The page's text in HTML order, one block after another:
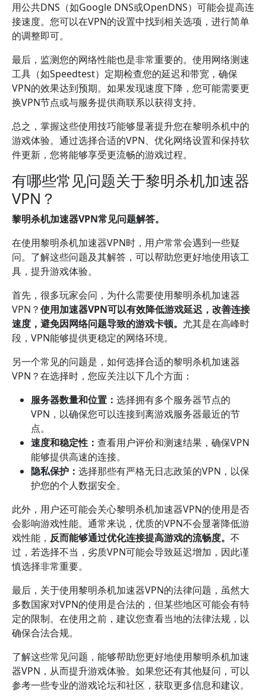
用公共DNS（如Google DNS或OpenDNS）可能会提高连
接速度。您可以在VPN的设置中找到相关选项，进行简单
的调整即可。
最后，监测您的网络性能也是非常重要的。使用网络测速
工具（如Speedtest）定期检查您的延迟和带宽，确保
VPN的效果达到预期。如果发现速度下降，您可能需要更
换VPN节点或与服务提供商联系以获得支持。
总之，掌握这些使用技巧能够显著提升您在黎明杀机中的
游戏体验。通过选择合适的VPN、优化网络设置和保持软
件更新，您将能够享受更流畅的游戏过程。
有哪些常见问题关于黎明杀机加速器
VPN？
黎明杀机加速器VPN常见问题解答。
在使用黎明杀机加速器VPN时，用户常常会遇到一些疑
问。了解这些问题及其解答，可以帮助您更好地使用该工
具，提升游戏体验。
首先，很多玩家会问，为什么需要使用黎明杀机加速器
VPN？使用加速器VPN可以有效降低游戏延迟，改善连接
速度，避免因网络问题导致的游戏卡顿。 尤其是在高峰时
段，VPN能够提供更稳定的网络环境。
另一个常见的问题是，如何选择合适的黎明杀机加速器
VPN？在选择时，您应关注以下几个方面：
服务器数量和位置： 选择拥有多个服务器节点的
VPN，以确保您可以连接到离游戏服务器最近的节
点。
速度和稳定性： 查看用户评价和测速结果，确保VPN
能够提供高速的连接。
隐私保护： 选择那些有严格无日志政策的VPN，以保
护您的个人数据安全。
此外，用户还可能会关心黎明杀机加速器VPN的使用是否
会影响游戏性能。通常来说，优质的VPN不会显著降低游
戏性能， 反而能够通过优化连接提高游戏的流畅度。 不
过，若选择不当，劣质VPN可能会导致延迟增加，因此谨
慎选择非常重要。
最后，关于使用黎明杀机加速器VPN的法律问题，虽然大
多数国家对VPN的使用是合法的，但某些地区可能会有特
定的限制。在使用之前，建议您查看当地的法律法规，以
确保合法合规。
了解这些常见问题，能够帮助您更好地使用黎明杀机加速
器VPN，从而提升游戏体验。如果您还有其他疑问，可以
参考一些专业的游戏论坛和社区，获取更多信息和建议。